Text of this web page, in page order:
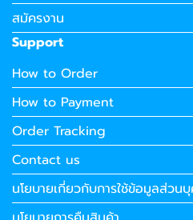
สมัครงาน
Support
How to Order
How to Payment
Order Tracking
Contact us
นโยบายเกี่ยวกับการใช้ข้อมูลส่วน